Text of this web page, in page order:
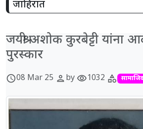
जाहिरात
जयश्री अशोक कुरबेट्टी यांना
पुरस्कार
schedule08 Mar 25 personby visibility1032 category